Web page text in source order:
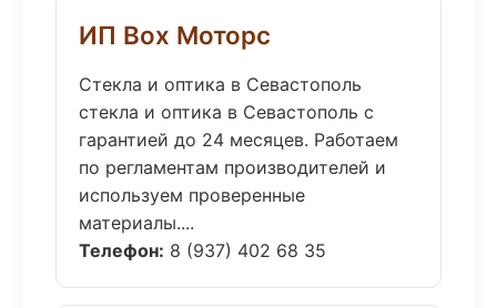
ИП Box Моторс
Стекла и оптика в Севастополь
стекла и оптика в Севастополь с
гарантией до 24 месяцев. Работаем
по регламентам производителей и
используем проверенные
материалы....
Телефон: 8 (937) 402 68 35